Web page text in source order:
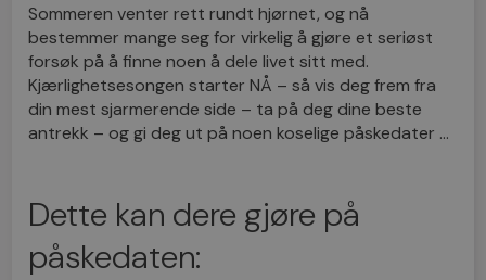
Sommeren venter rett rundt hjørnet, og nå
bestemmer mange seg for virkelig å gjøre et seriøst
forsøk på å finne noen å dele livet sitt med.
Kjærlighetsesongen starter NÅ – så vis deg frem fra
din mest sjarmerende side – ta på deg dine beste
antrekk – og gi deg ut på noen koselige påskedater …
Dette kan dere gjøre på
påskedaten: